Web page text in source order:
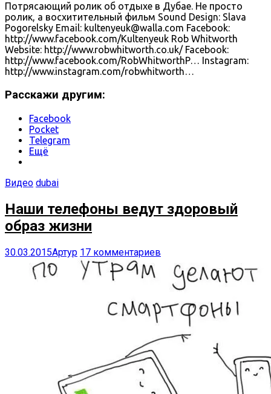
Потрясающий ролик об отдыхе в Дубае. Не просто
ролик, а восхитительный фильм Sound Design: Slava
Pogorelsky Email: kultenyeuk@walla.com Facebook:
http://www.facebook.com/Kultenyeuk Rob Whitworth
Website: http://www.robwhitworth.co.uk/ Facebook:
http://www.facebook.com/RobWhitworthP… Instagram:
http://www.instagram.com/robwhitworth…
Расскажи другим:
Facebook
Pocket
Telegram
Ещё
Видео dubai
Наши телефоны ведут здоровый
образ жизни
30.03.2015Артур 17 комментариев